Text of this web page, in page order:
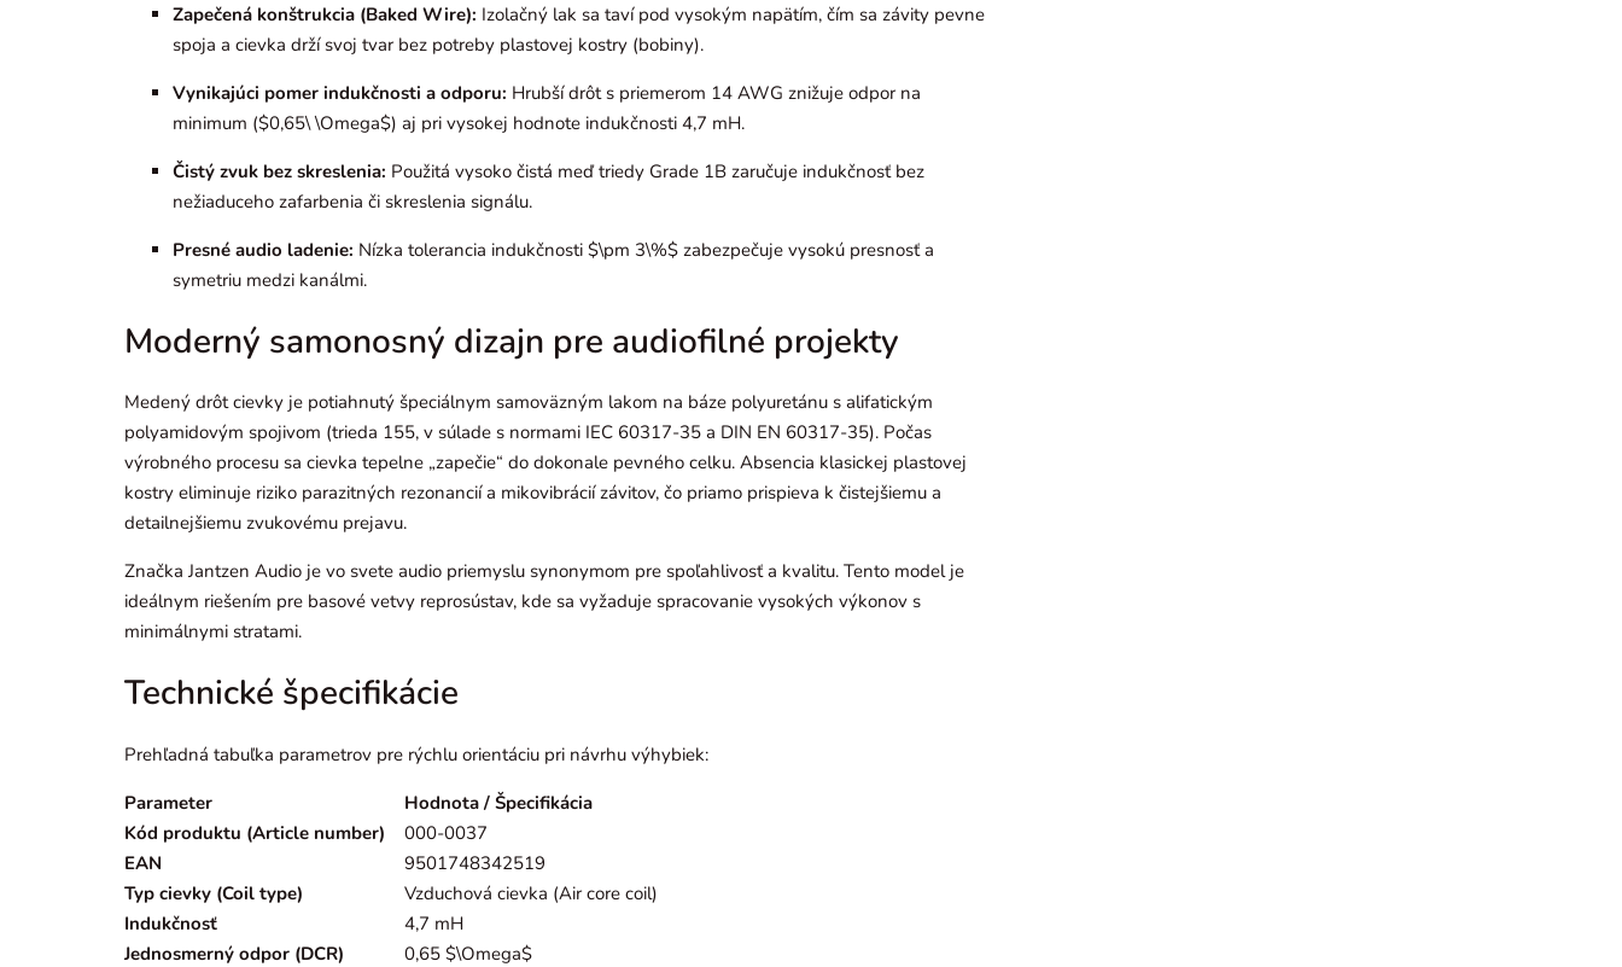
Zapečená konštrukcia (Baked Wire): Izolačný lak sa taví pod vysokým napätím, čím sa závity pevne
spoja a cievka drží svoj tvar bez potreby plastovej kostry (bobiny).
Vynikajúci pomer indukčnosti a odporu: Hrubší drôt s priemerom 14 AWG znižuje odpor na
minimum ($0,65\ \Omega$) aj pri vysokej hodnote indukčnosti 4,7 mH.
Čistý zvuk bez skreslenia: Použitá vysoko čistá meď triedy Grade 1B zaručuje indukčnosť bez
nežiaduceho zafarbenia či skreslenia signálu.
Presné audio ladenie: Nízka tolerancia indukčnosti $\pm 3\%$ zabezpečuje vysokú presnosť a
symetriu medzi kanálmi.
Moderný samonosný dizajn pre audiofilné projekty
Medený drôt cievky je potiahnutý špeciálnym samoväzným lakom na báze polyuretánu s alifatickým
polyamidovým spojivom (trieda 155, v súlade s normami IEC 60317-35 a DIN EN 60317-35). Počas
výrobného procesu sa cievka tepelne „zapečie“ do dokonale pevného celku. Absencia klasickej plastovej
kostry eliminuje riziko parazitných rezonancií a mikovibrácií závitov, čo priamo prispieva k čistejšiemu a
detailnejšiemu zvukovému prejavu.
Značka Jantzen Audio je vo svete audio priemyslu synonymom pre spoľahlivosť a kvalitu. Tento model je
ideálnym riešením pre basové vetvy reprosústav, kde sa vyžaduje spracovanie vysokých výkonov s
minimálnymi stratami.
Technické špecifikácie
Prehľadná tabuľka parametrov pre rýchlu orientáciu pri návrhu výhybiek:
Parameter
Hodnota / Špecifikácia
Kód produktu (Article number)
000-0037
EAN
9501748342519
Typ cievky (Coil type)
Vzduchová cievka (Air core coil)
Indukčnosť
4,7 mH
Jednosmerný odpor (DCR)
0,65 $\Omega$